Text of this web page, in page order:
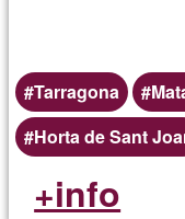
Tarragona
Horta de Sant
+info